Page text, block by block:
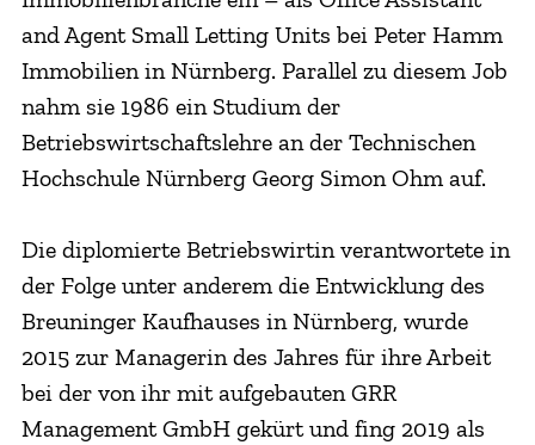
and Agent Small Letting Units bei Peter Hamm
Immobilien in Nürnberg. Parallel zu diesem Job
nahm sie 1986 ein Studium der
Betriebswirtschaftslehre an der Technischen
Hochschule Nürnberg Georg Simon Ohm auf.
Die diplomierte Betriebswirtin verantwortete in
der Folge unter anderem die Entwicklung des
Breuninger Kaufhauses in Nürnberg, wurde
2015 zur Managerin des Jahres für ihre Arbeit
bei der von ihr mit aufgebauten GRR
Management GmbH gekürt und fing 2019 als